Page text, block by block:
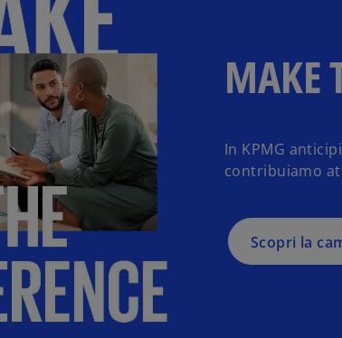
MAKE
In KPMG
contribuiamo
Scopri la